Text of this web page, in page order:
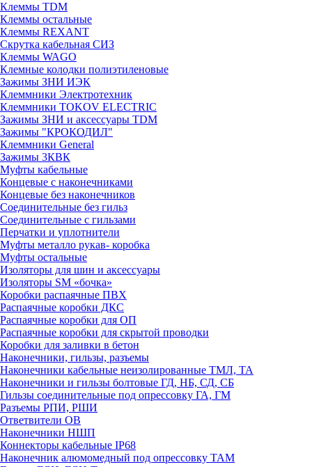
Клеммы TDM
Клеммы остальные
Клеммы REXANT
Скрутка кабельная СИЗ
Клеммы WAGO
Клемные колодки полиэтиленовые
Зажимы ЗНИ ИЭК
Клеммники Электротехник
Клеммники TOKOV ELECTRIC
Зажимы ЗНИ и аксессуары TDM
Зажимы "КРОКОДИЛ"
Клеммники General
Зажимы 3КВК
Муфты кабельные
Концевые с наконечниками
Концевые без наконечников
Соединительные без гильз
Соединительные с гильзами
Перчатки и уплотнители
Муфты металло рукав- коробка
Муфты остальные
Изоляторы для шин и аксессуары
Изоляторы SM «бочка»
Коробки распаячные ПВХ
Распаячные коробки ДКС
Распаячные коробки для ОП
Распаячные коробки для скрытой проводки
Коробки для заливки в бетон
Наконечники, гильзы, разъемы
Наконечники кабельные неизолированные ТМЛ, ТА
Наконечники и гильзы болтовые ГД, НБ, СД, СБ
Гильзы соединительные под опрессовку ГА, ГМ
Разъемы РПИ, РШИ
Ответвители ОВ
Наконечники НШП
Коннекторы кабельные IP68
Наконечник алюмомедный под опрессовку ТАМ